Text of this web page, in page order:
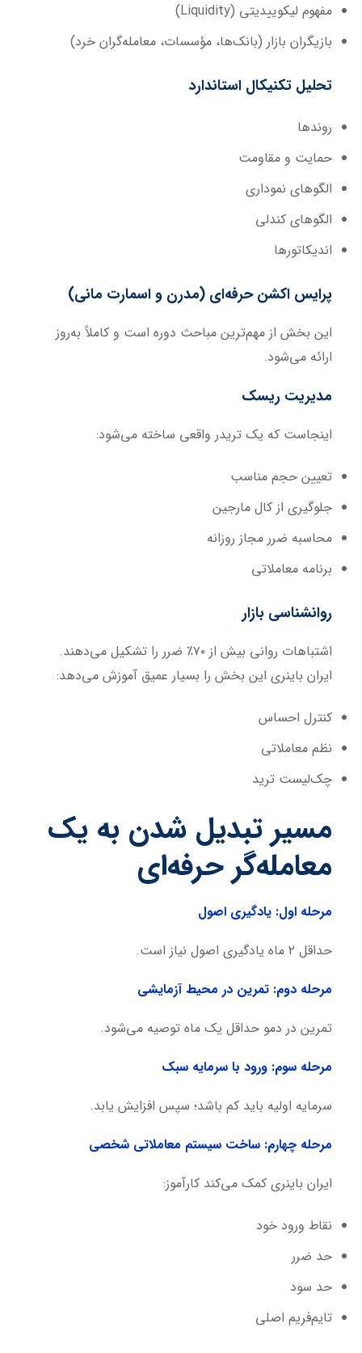
مفهوم لیکوییدیتی (Liquidity)
بازیگران بازار (بانک‌ها، مؤسسات، معامله‌گران خرد)
تحلیل تکنیکال استاندارد
روندها
حمایت و مقاومت
الگوهای نموداری
الگوهای کندلی
اندیکاتورها
پرایس اکشن حرفه‌ای (مدرن و اسمارت مانی)
این بخش از مهم‌ترین مباحث دوره است و کاملاً به‌روز
ارائه می‌شود.
مدیریت ریسک
اینجاست که یک تریدر واقعی ساخته می‌شود:
تعیین حجم مناسب
جلوگیری از کال مارجین
محاسبه ضرر مجاز روزانه
برنامه معاملاتی
روانشناسی بازار
اشتباهات روانی بیش از ۷۰٪ ضرر را تشکیل می‌دهند.
ایران باینری این بخش را بسیار عمیق آموزش می‌دهد:
کنترل احساس
نظم معاملاتی
چک‌لیست ترید
مسیر تبدیل شدن به یک
معامله‌گر حرفه‌ای
مرحله اول: یادگیری اصول
حداقل ۲ ماه یادگیری اصول نیاز است.
مرحله دوم: تمرین در محیط آزمایشی
تمرین در دمو حداقل یک ماه توصیه می‌شود.
مرحله سوم: ورود با سرمایه سبک
سرمایه اولیه باید کم باشد؛ سپس افزایش یابد.
مرحله چهارم: ساخت سیستم معاملاتی شخصی
ایران باینری کمک می‌کند کارآموز:
نقاط ورود خود
حد ضرر
حد سود
تایم‌فریم اصلی